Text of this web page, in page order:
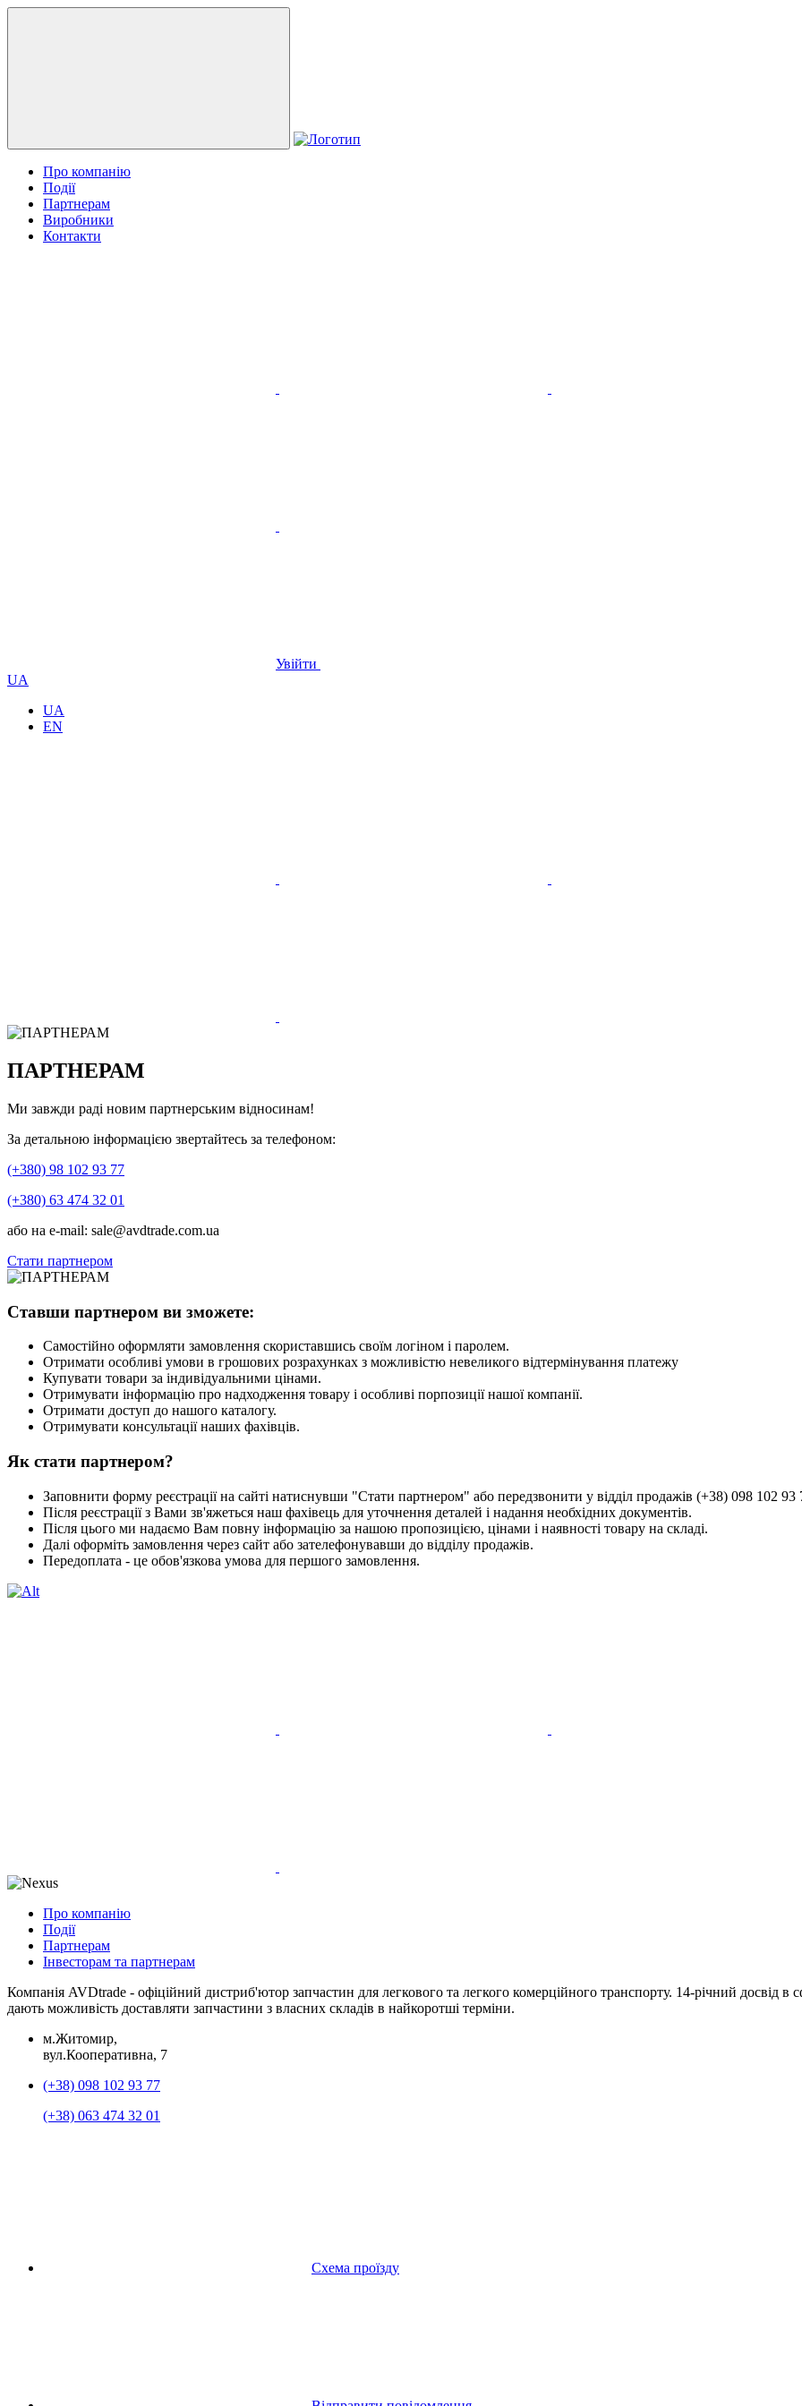
Про компанію
Події
Партнерам
Виробники
Контакти
Увійти
UA
UA
EN
ПАРТНЕРАМ
Ми завжди раді новим партнерським відносинам!
За детальною інформацією звертайтесь за телефоном:
(+380) 98 102 93 77
(+380) 63 474 32 01
або на e-mail: sale@avdtrade.com.ua
Стати партнером
Ставши партнером ви зможете:
Самостійно оформляти замовлення скориставшись своїм логіном і паролем.
Отримати особливі умови в грошових розрахунках з можливістю невеликого відтермінування платежу
Купувати товари за індивідуальними цінами.
Отримувати інформацію про надходження товару і особливі порпозиції нашої компанії.
Отримати доступ до нашого каталогу.
Отримувати консультації наших фахівців.
Як стати партнером?
Заповнити форму реєстрації на сайті натиснувши "Стати партнером" або передзвонити у відділ продажів (+38) 098 102 93
Після реєстрації з Вами зв'яжеться наш фахівець для уточнення деталей і надання необхідних документів.
Після цього ми надаємо Вам повну інформацію за нашою пропозицією, цінами і наявності товару на складі.
Далі оформіть замовлення через сайт або зателефонувавши до відділу продажів.
Передоплата - це обов'язкова умова для першого замовлення.
Про компанію
Події
Партнерам
Інвесторам та партнерам
Компанія AVDtrade - офіційний дистриб'ютор запчастин для легкового та легкого комерційного транспорту. 14-річний досвід в
дають можливість доставляти запчастини з власних складів в найкоротші терміни.
м.Житомир,
вул.Кооперативна, 7
(+38) 098 102 93 77
(+38) 063 474 32 01
Схема проїзду